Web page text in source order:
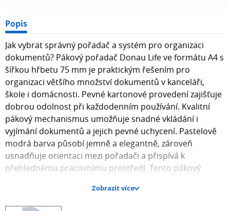
Popis
Jak vybrat správný pořadač a systém pro organizaci
dokumentů? Pákový pořadač Donau Life ve formátu A4 s
šířkou hřbetu 75 mm je praktickým řešením pro
organizaci většího množství dokumentů v kanceláři,
škole i domácnosti. Pevné kartonové provedení zajišťuje
dobrou odolnost při každodenním používání. Kvalitní
pákový mechanismus umožňuje snadné vkládání i
vyjímání dokumentů a jejich pevné uchycení. Pastelově
modrá barva působí jemně a elegantně, zároveň
usnadňuje orientaci mezi pořadači a přispívá k
přehlednému pracovnímu prostředí. Tento pákový
pořadač A4, šanon 75 mm, kancelářský pořadač nebo
praktické řešení pro archivaci dokumentů. Přehledná
Zobrazit více